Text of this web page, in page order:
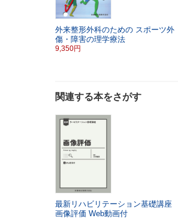
外来整形外科のための スポーツ外
傷・障害の理学療法
9,350円
関連する本をさがす
最新リハビリテーション基礎講座
画像評価 Web動画付